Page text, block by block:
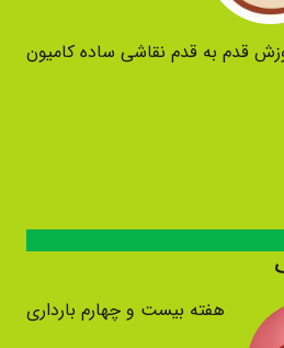
قدم به قدم نقاشی ساده کامیون
هفته بیست و چهارم بارداری